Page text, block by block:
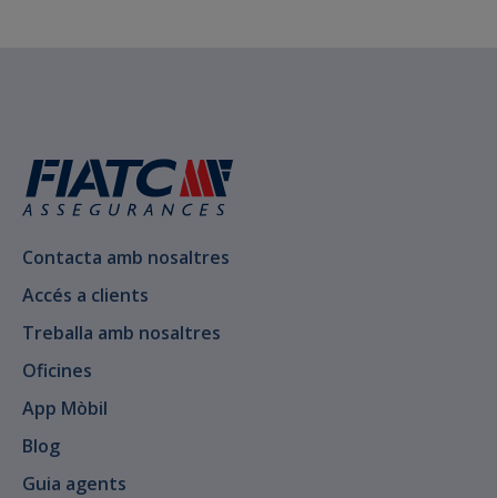
Contacta amb nosaltres
Accés a clients
Treballa amb nosaltres
Oficines
App Mòbil
Blog
Guia agents